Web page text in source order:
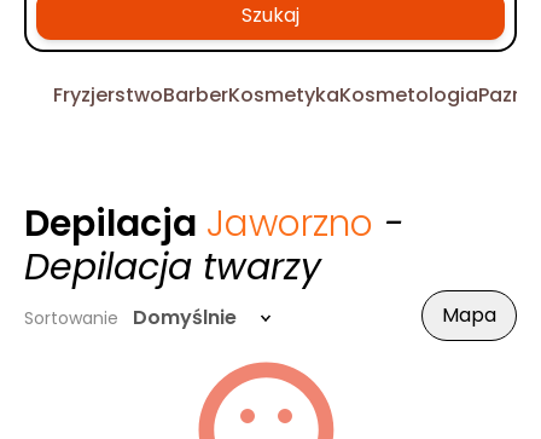
Szukaj
FryzjerstwoBarberKosmetykaKosmetologia
Depilacja Jaworzno -
Depilacja twarzy
Sortowanie Domyślnie Mapa